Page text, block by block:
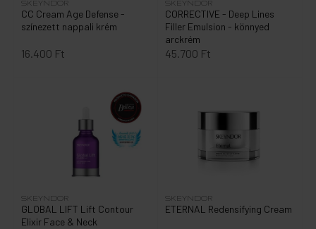
CC Cream Age Defense -
színezett nappali krém
SKEYNDOR
16.400 Ft
CORRECTIVE - Deep Lines
Filler Emulsion - könnyed
arckrém
SKEYNDOR
45.700 Ft
GLOBAL LIFT Lift Contour
Elixir Face & Neck
SKEYNDOR
ETERNAL Redensifying Cream
SKEYNDOR